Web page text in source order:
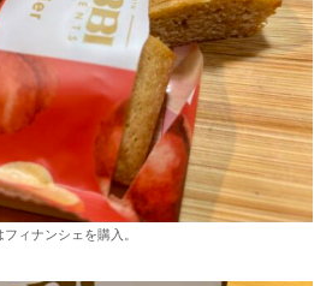
ィナンシェを購入。